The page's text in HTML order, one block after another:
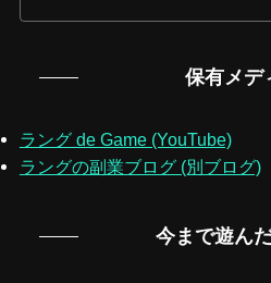
保有メデ
ラング de Game (YouTube)
ラングの副業ブログ (別ブログ)
今まで遊ん